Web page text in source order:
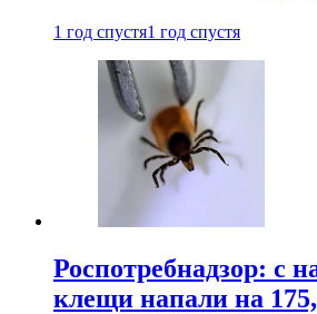
1 год спустя1 год спустя
Роспотребнадзор: с
клещи напали на